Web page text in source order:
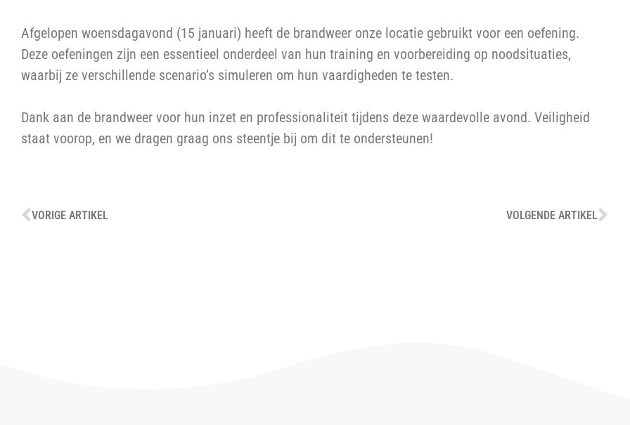
Afgelopen woensdagavond (15 januari) heeft de brandweer onze locatie gebruikt voor een oefening.
Deze oefeningen zijn een essentieel onderdeel van hun training en voorbereiding op noodsituaties,
waarbij ze verschillende scenario’s simuleren om hun vaardigheden te testen.
Dank aan de brandweer voor hun inzet en professionaliteit tijdens deze waardevolle avond. Veiligheid
staat voorop, en we dragen graag ons steentje bij om dit te ondersteunen!
VORIGE ARTIKEL VOLGENDE ARTIKEL